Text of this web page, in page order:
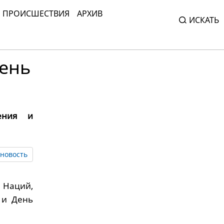
ПРОИСШЕСТВИЯ АРХИВ
ИСКАТЬ
и
и День